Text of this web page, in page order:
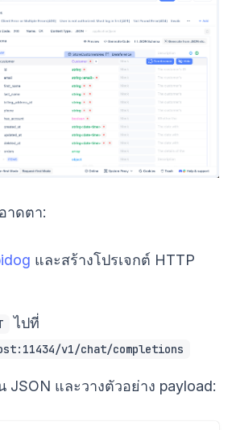
าดตา:
และสร้างโปรเจกต์ HTTP
ไปที่
v1/chat/completions
JSON และวางตัวอย่าง payload: